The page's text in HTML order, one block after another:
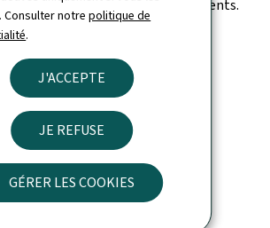
Consulter notrepolitique de
.
J'ACCEPTE
JE REFUSE
GÉRER LES COOKIES
dédiées aux enfants et adolescents.
2025
76 page(s)
Pdf
3,83 Mo
PDF - 3,83 MO)